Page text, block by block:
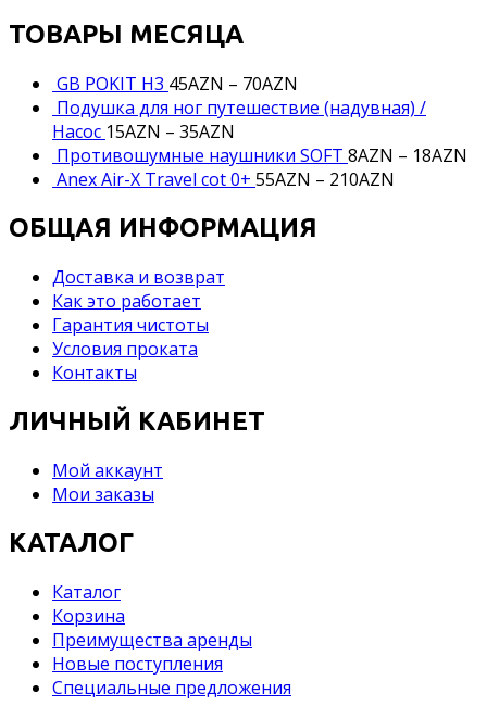
ТОВАРЫ МЕСЯЦА
GB POKIT H3 45AZN – 70AZN
Подушка для ног путешествие (надувная) /
Насос 15AZN – 35AZN
Противошумные наушники SOFT 8AZN – 18AZN
Anex Air-X Travel cot 0+ 55AZN – 210AZN
ОБЩАЯ ИНФОРМАЦИЯ
Доставка и возврат
Как это работает
Гарантия чистоты
Условия проката
Контакты
ЛИЧНЫЙ КАБИНЕТ
Мой аккаунт
Мои заказы
КАТАЛОГ
Каталог
Корзина
Преимущества аренды
Новые поступления
Специальные предложения